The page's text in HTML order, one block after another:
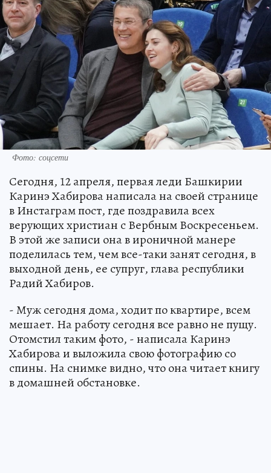
Фото: соцсети
Сегодня, 12 апреля, первая леди Башкирии
Каринэ Хабирова написала на своей странице
в Инстаграм пост, где поздравила всех
верующих христиан с Вербным Воскресеньем.
В этой же записи она в ироничной манере
поделилась тем, чем все-таки занят сегодня, в
выходной день, ее супруг, глава республики
Радий Хабиров.
- Муж сегодня дома, ходит по квартире, всем
мешает. На работу сегодня все равно не пущу.
Отомстил таким фото, - написала Каринэ
Хабирова и выложила свою фотографию со
спины. На снимке видно, что она читает книгу
в домашней обстановке.